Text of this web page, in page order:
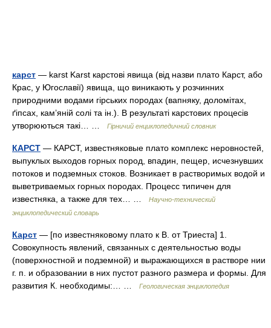
карст — karst Karst карстові явища (від назви плато Карст, або
Крас, у Югославії) явища, що виникають у розчинних
природними водами гірських породах (вапняку, доломітах,
ґіпсах, кам’яній солі та ін.). В результаті карстових процесів
утворюються такі… …
Гірничий енциклопедичний словник
КАРСТ — КАРСТ, известняковые плато комплекс неровностей,
выпуклых выходов горных пород, впадин, пещер, исчезнувших
потоков и подземных стоков. Возникает в растворимых водой и
выветриваемых горных породах. Процесс типичен для
известняка, а также для тех… …
Научно-технический
энциклопедический словарь
Карст — [по известняковому плато к В. от Триеста] 1.
Совокупность явлений, связанных с деятельностью воды
(поверхностной и подземной) и выражающихся в растворе нии
г. п. и образовании в них пустот разного размера и формы. Для
развития К. необходимы:… …
Геологическая энциклопедия